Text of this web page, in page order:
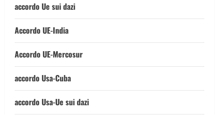
accordo Ue sui dazi
Accordo UE-India
Accordo UE-Mercosur
accordo Usa-Cuba
accordo Usa-Ue sui dazi